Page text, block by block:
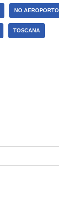
NO AEROPORTO
TOSCANA